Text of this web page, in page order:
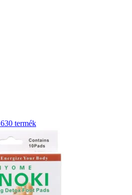
630 termék